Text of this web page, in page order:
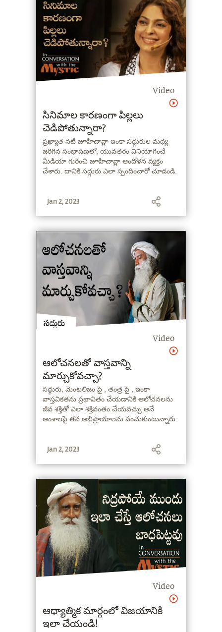
Video
సినిమాల కారణంగా పిల్లలు
చెడిపోతున్నారా?
ప్రఖ్యాత నటి జూహిచావ్లా ఇంకా సద్గురుల మధ్య
జరిగిన సంభాషణలో, యువతరం వినియోగించే
మీడియా గురించి జూహిచావ్లా ఆందోళన వ్యక్తం
చేశారు. దానికి సద్గురు ఎలా స్పందించారో చూడండి.
Jan 2, 2023
Video
ఆలోచనలతో వాస్తవాన్ని
మార్చుకోవచ్చా?
సద్గురు, మెంటలిజం పై , తంత్ర పై , ఇంకా
వాస్తవికతను ప్రభావితం చేయడానికి ఆలోచనలను
జీవ శక్తితో ఎలా శక్తివంతం చేయవచ్చు అనే
అంశాలపై తన అభిప్రాయాలను పంచుకుంటున్నారు.
Jan 2, 2023
Video
ఆధ్యాత్మిక మార్గంలో విజయానికి
ఇలా చేయండి!